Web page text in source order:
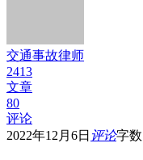
交通事故律师
2413
文章
80
评论
2022年12月6日 评论字